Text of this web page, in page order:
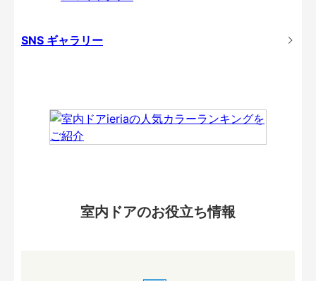
SNS ギャラリー
室内ドアのお役立ち情報